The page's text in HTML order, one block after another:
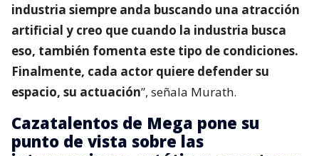
industria siempre anda buscando una atracción
artificial y creo que cuando la industria busca
eso, también fomenta este tipo de condiciones.
Finalmente, cada actor quiere defender su
espacio, su actuación”, señala Murath.
Cazatalentos de Mega pone su
punto de vista sobre las